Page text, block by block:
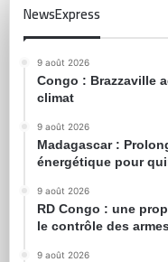
NewsExpress
9 août 2026
Congo : Brazzaville
climat
9 août 2026
Madagascar :
énergétique pour
9 août 2026
RD Congo : une
le contrôle des
9 août 2026